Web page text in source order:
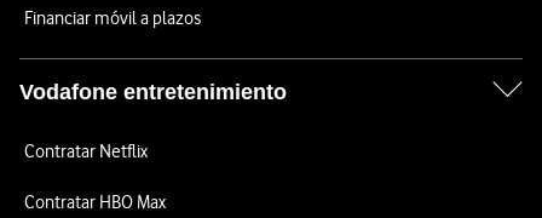
Financiar móvil a plazos
Vodafone entretenimiento
Contratar Netflix
Contratar HBO Max